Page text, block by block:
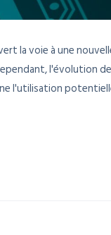
la voie à une
l'évolution
l'utilisation